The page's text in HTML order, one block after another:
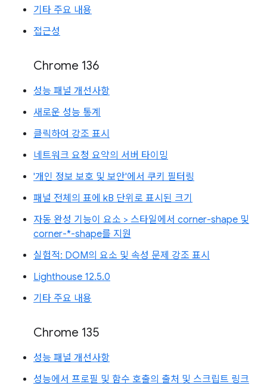
기타 주요 내용
접근성
Chrome 136
성능 패널 개선사항
새로운 성능 통계
클릭하여 강조 표시
네트워크 요청 요약의 서버 타이밍
'개인 정보 보호 및 보안'에서 쿠키 필터링
패널 전체의 표에 kB 단위로 표시된 크기
자동 완성 기능이 요소 > 스타일에서 corner-shape 및
corner-*-shape를 지원
실험적: DOM의 요소 및 속성 문제 강조 표시
Lighthouse 12.5.0
기타 주요 내용
Chrome 135
성능 패널 개선사항
성능에서 프로필 및 함수 호출의 출처 및 스크립트 링크